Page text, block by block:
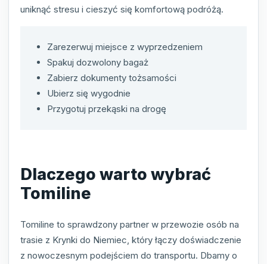
uniknąć stresu i cieszyć się komfortową podróżą.
Zarezerwuj miejsce z wyprzedzeniem
Spakuj dozwolony bagaż
Zabierz dokumenty tożsamości
Ubierz się wygodnie
Przygotuj przekąski na drogę
Dlaczego warto wybrać
Tomiline
Tomiline to sprawdzony partner w przewozie osób na
trasie z Krynki do Niemiec, który łączy doświadczenie
z nowoczesnym podejściem do transportu. Dbamy o